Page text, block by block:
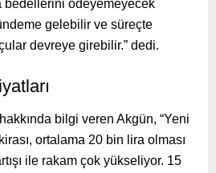
bedellerini ödeyemeyecek
gelebilir ve süreçte
devreye girebilir.” dedi.
bilgi veren Akgün, “Yeni
ortalama 20 bin lira olması
ile rakam çok yükseliyor. 15